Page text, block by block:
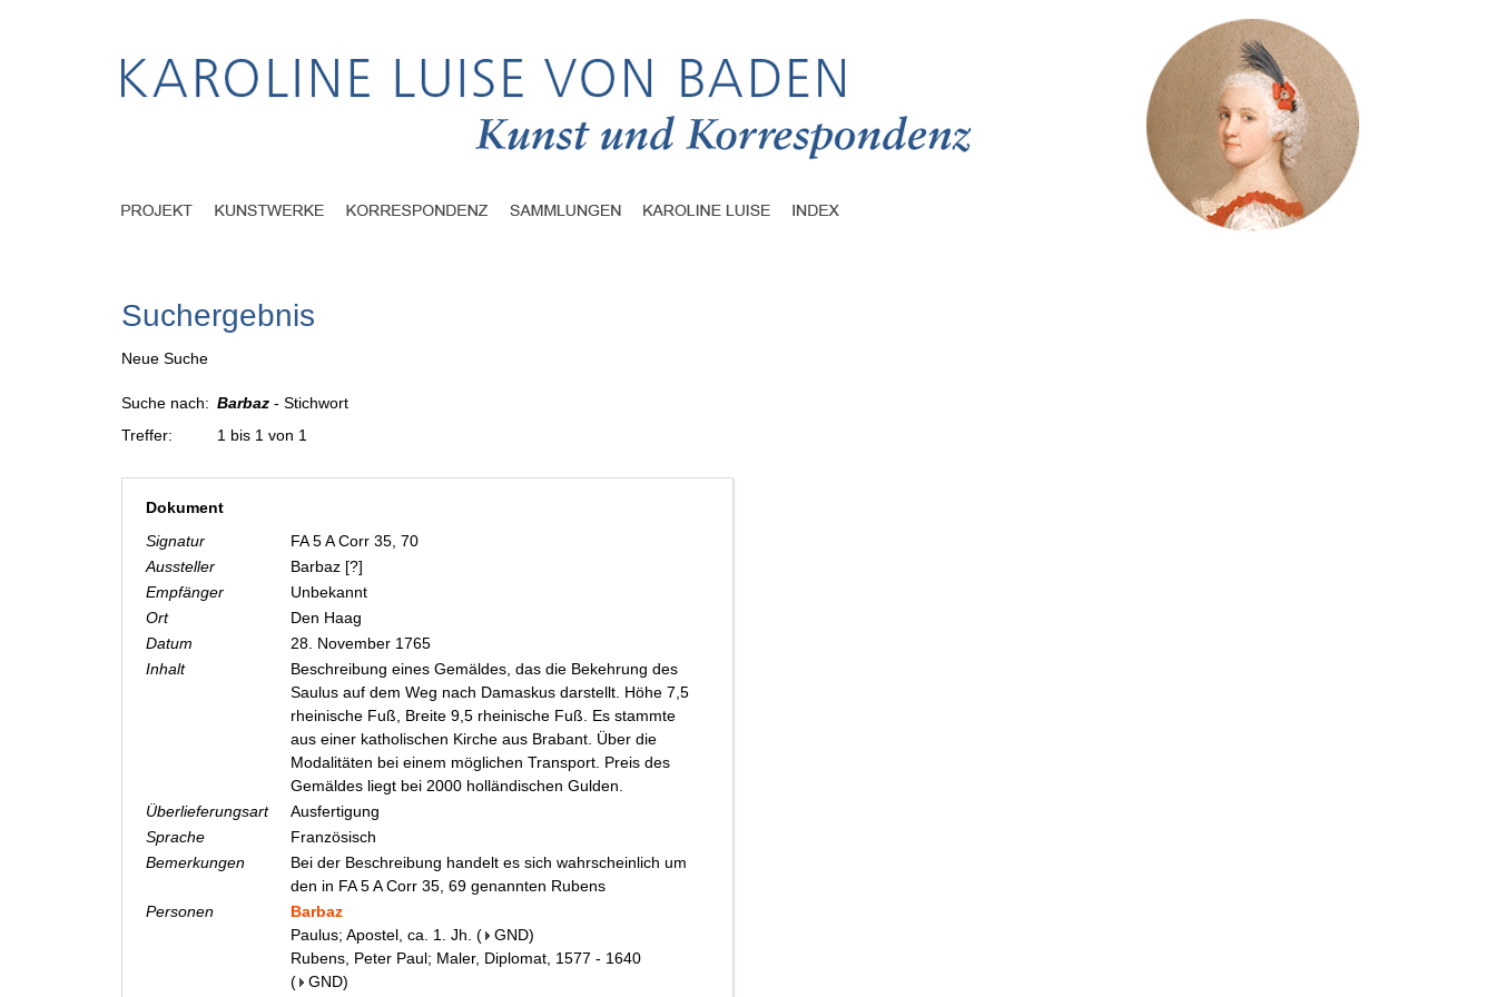
Suchergebnis
Neue Suche
Suche nach: Barbaz - Stichwort
Treffer:
1 bis 1 von 1
Dokument
Signatur
FA 5 A Corr 35, 70
Aussteller
Barbaz [?]
Empfänger
Unbekannt
Ort
Den Haag
Datum
28. November 1765
Inhalt
Beschreibung eines Gemäldes, das die Bekehrung des
Saulus auf dem Weg nach Damaskus darstellt. Höhe 7,5
rheinische Fuß, Breite 9,5 rheinische Fuß. Es stammte
aus einer katholischen Kirche aus Brabant. Über die
Modalitäten bei einem möglichen Transport. Preis des
Gemäldes liegt bei 2000 holländischen Gulden.
Überlieferungsart
Ausfertigung
Sprache
Französisch
Bemerkungen
Bei der Beschreibung handelt es sich wahrscheinlich um
den in FA 5 A Corr 35, 69 genannten Rubens
Personen
Barbaz
Paulus; Apostel, ca. 1. Jh. ( GND)
Rubens, Peter Paul; Maler, Diplomat, 1577 - 1640
(
GND)